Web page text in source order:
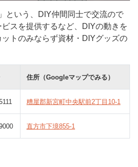
」という、DIY仲間同士で交流ので
スを提供するなど、DIYの動きを
トのみならず資材・DIYグッズの
住所（Googleマップでみる）
糟屋郡新宮町中央駅前2丁目10-1
直方市下境855-1